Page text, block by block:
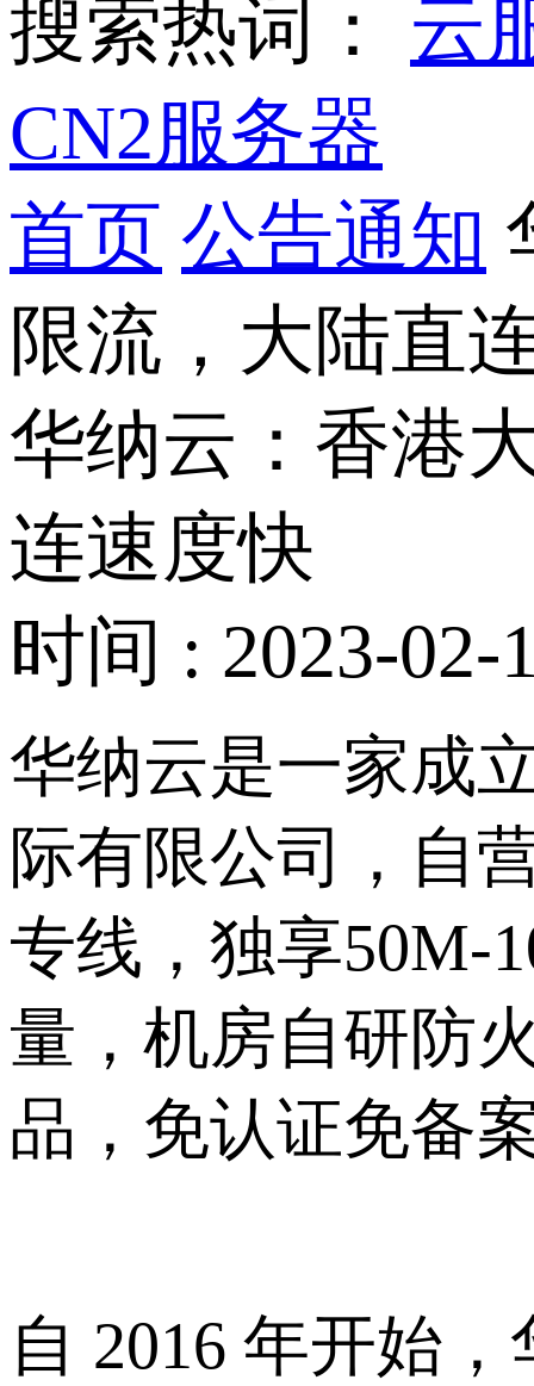
搜索热词： 云
CN2服务器
首页 公告通知
限流，大陆直
华纳云：香港
连速度快
时间 : 2023-02-
华纳云是一家成
际有限公司，自
专线，独享50M-
量，机房自研防
品， 免认证免备
自 2016 年开始